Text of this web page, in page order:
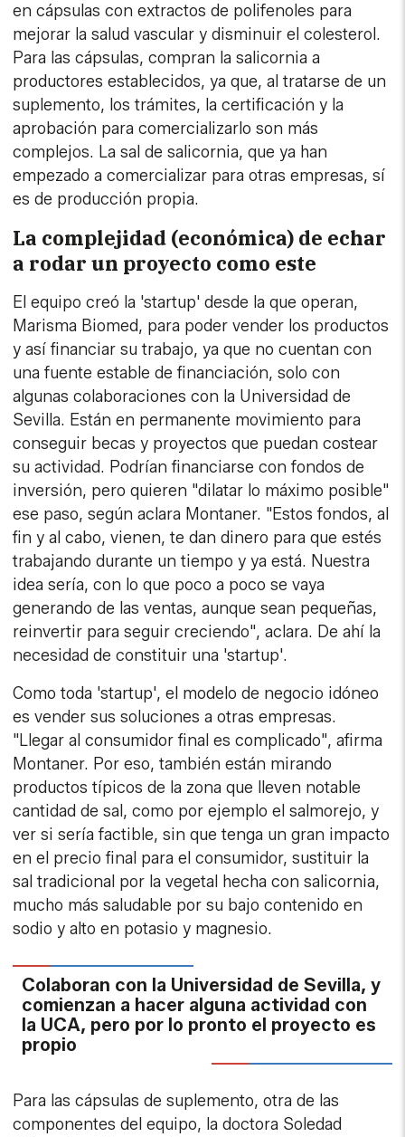
en cápsulas con extractos de polifenoles para
mejorar la salud vascular y disminuir el colesterol.
Para las cápsulas, compran la salicornia a
productores establecidos, ya que, al tratarse de un
suplemento, los trámites, la certificación y la
aprobación para comercializarlo son más
complejos. La sal de salicornia, que ya han
empezado a comercializar para otras empresas, sí
es de producción propia.
La complejidad (económica) de echar
a rodar un proyecto como este
El equipo creó la 'startup' desde la que operan,
Marisma Biomed, para poder vender los productos
y así financiar su trabajo, ya que no cuentan con
una fuente estable de financiación, solo con
algunas colaboraciones con la Universidad de
Sevilla. Están en permanente movimiento para
conseguir becas y proyectos que puedan costear
su actividad. Podrían financiarse con fondos de
inversión, pero quieren "dilatar lo máximo posible"
ese paso, según aclara Montaner. "Estos fondos, al
fin y al cabo, vienen, te dan dinero para que estés
trabajando durante un tiempo y ya está. Nuestra
idea sería, con lo que poco a poco se vaya
generando de las ventas, aunque sean pequeñas,
reinvertir para seguir creciendo", aclara. De ahí la
necesidad de constituir una 'startup'.
Como toda 'startup', el modelo de negocio idóneo
es vender sus soluciones a otras empresas.
"Llegar al consumidor final es complicado", afirma
Montaner. Por eso, también están mirando
productos típicos de la zona que lleven notable
cantidad de sal, como por ejemplo el salmorejo, y
ver si sería factible, sin que tenga un gran impacto
en el precio final para el consumidor, sustituir la
sal tradicional por la vegetal hecha con salicornia,
mucho más saludable por su bajo contenido en
sodio y alto en potasio y magnesio.
Colaboran con la Universidad de Sevilla, y
comienzan a hacer alguna actividad con
la UCA, pero por lo pronto el proyecto es
propio
Para las cápsulas de suplemento, otra de las
componentes del equipo, la doctora Soledad